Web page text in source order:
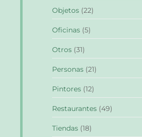
Objetos (22)
Oficinas (5)
Otros (31)
Personas (21)
Pintores (12)
Restaurantes (49)
Tiendas (18)